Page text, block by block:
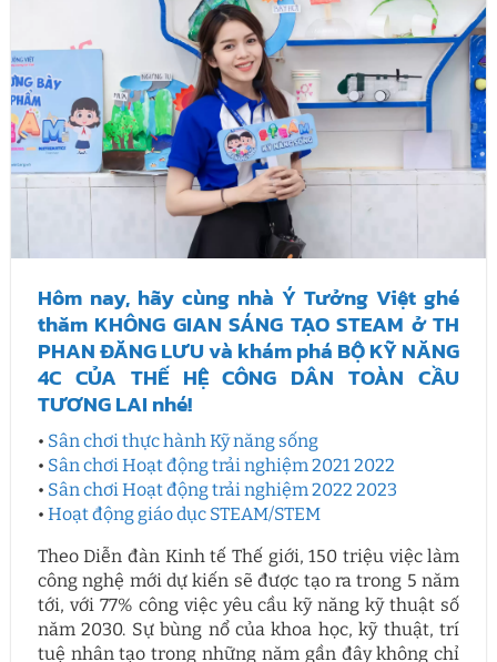
Hôm nay, hãy cùng nhà Ý Tưởng Việt ghé
thăm KHÔNG GIAN SÁNG TẠO STEAM ở TH
PHAN ĐĂNG LƯU và khám phá BỘ KỸ NĂNG
4C CỦA THẾ HỆ CÔNG DÂN TOÀN CẦU
TƯƠNG LAI nhé!
• Sân chơi thực hành Kỹ năng sống
• Sân chơi Hoạt động trải nghiệm 2021 2022
• Sân chơi Hoạt động trải nghiệm 2022 2023
• Hoạt động giáo dục STEAM/STEM
Theo Diễn đàn Kinh tế Thế giới, 150 triệu việc làm
công nghệ mới dự kiến sẽ được tạo ra trong 5 năm
tới, với 77% công việc yêu cầu kỹ năng kỹ thuật số
năm 2030. Sự bùng nổ của khoa học, kỹ thuật, trí
tuệ nhân tạo trong những năm gần đây không chỉ